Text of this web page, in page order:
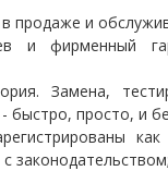
продаже и
и фирменный
Замена,
- быстро, просто, и